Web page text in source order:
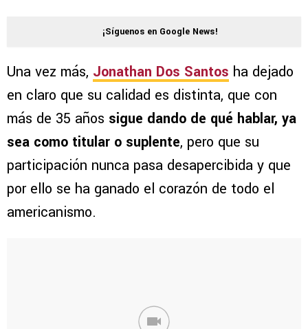
¡Síguenos en Google News!
Una vez más, Jonathan Dos Santos ha dejado
en claro que su calidad es distinta, que con
más de 35 años sigue dando de qué hablar, ya
sea como titular o suplente, pero que su
participación nunca pasa desapercibida y que
por ello se ha ganado el corazón de todo el
americanismo.